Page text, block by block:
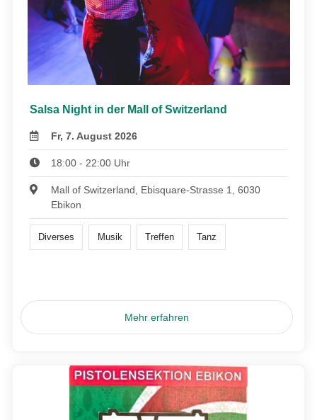
Salsa Night in der Mall of Switzerland
Fr, 7. August 2026
18:00 - 22:00 Uhr
Mall of Switzerland, Ebisquare-Strasse 1, 6030
Ebikon
Diverses Musik Treffen Tanz
Mehr erfahren